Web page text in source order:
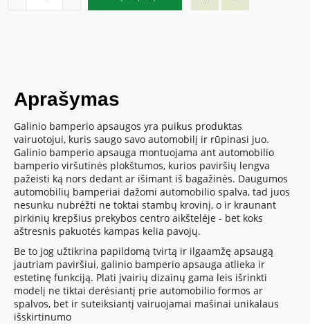
Aprašymas
Galinio bamperio apsaugos yra puikus produktas
vairuotojui, kuris saugo savo automobilį ir rūpinasi juo.
Galinio bamperio apsauga montuojama ant automobilio
bamperio viršutinės plokštumos, kurios paviršių lengva
pažeisti ką nors dedant ar išimant iš bagažinės. Daugumos
automobilių bamperiai dažomi automobilio spalva, tad juos
nesunku nubrėžti ne toktai stambų krovinį, o ir kraunant
pirkinių krepšius prekybos centro aikštelėje - bet koks
aštresnis pakuotės kampas kelia pavojų.
Be to jog užtikrina papildomą tvirtą ir ilgaamžę apsaugą
jautriam paviršiui, galinio bamperio apsauga atlieka ir
estetinę funkciją. Plati įvairių dizainų gama leis išrinkti
modelį ne tiktai derėsiantį prie automobilio formos ar
spalvos, bet ir suteiksiantį vairuojamai mašinai unikalaus
išskirtinumo